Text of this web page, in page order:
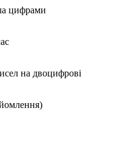
цифрами
на двоцифрові